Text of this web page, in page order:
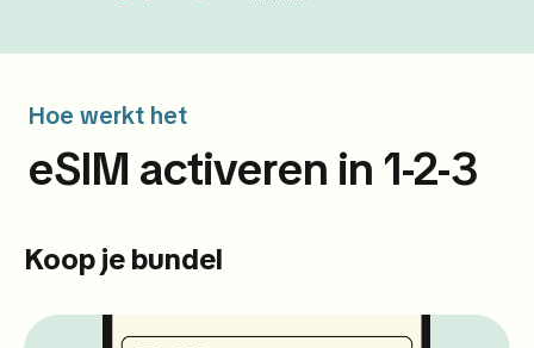
Hoe werkt het
eSIM activeren in 1-2-3
Koop je bundel